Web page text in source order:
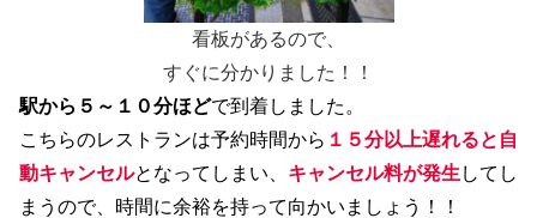
看板があるので、
すぐに分かりました！！
駅から５～１０分ほどで到着しました。
こちらのレストランは予約時間から １５分以上遅れると自
動キャンセルとなってしまい、 キャンセル料が発生 してし
まうので、時間に余裕を持って向かいましょう！！